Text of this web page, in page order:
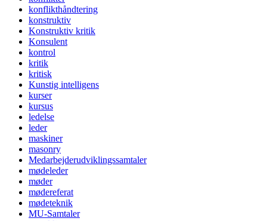
konflikthåndtering
konstruktiv
Konstruktiv kritik
Konsulent
kontrol
kritik
kritisk
Kunstig intelligens
kurser
kursus
ledelse
leder
maskiner
masonry
Medarbejderudviklingssamtaler
mødeleder
møder
mødereferat
mødeteknik
MU-Samtaler